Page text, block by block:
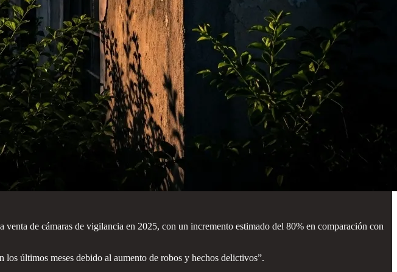
de cámaras de vigilancia en 2025, con un incremento estimado del 80% en comparación con
últimos meses debido al aumento de robos y hechos delictivos”.